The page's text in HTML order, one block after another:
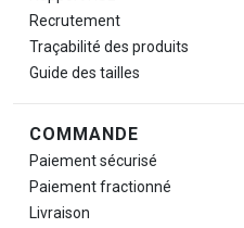
Recrutement
Traçabilité des produits
Guide des tailles
COMMANDE
Paiement sécurisé
Paiement fractionné
Livraison